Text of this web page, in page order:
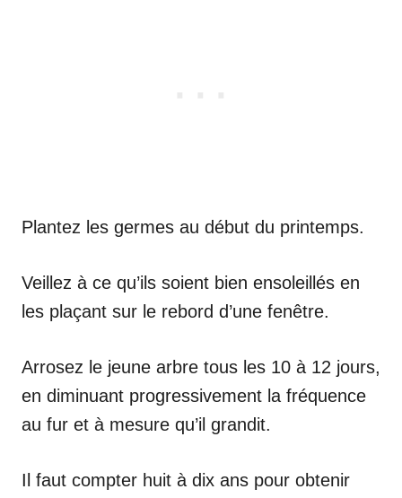
Plantez les germes au début du printemps.
Veillez à ce qu’ils soient bien ensoleillés en
les plaçant sur le rebord d’une fenêtre.
Arrosez le jeune arbre tous les 10 à 12 jours,
en diminuant progressivement la fréquence
au fur et à mesure qu’il grandit.
Il faut compter huit à dix ans pour obtenir